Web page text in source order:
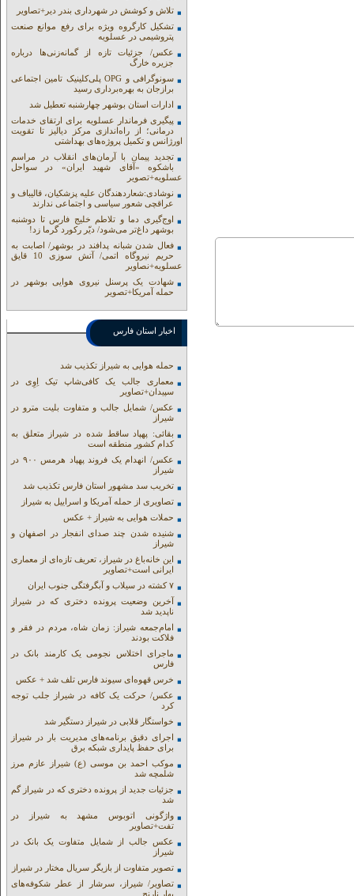
تلاش و کوشش در شهرداری بندر دیر+تصاویر
تشکیل کارگروه ویژه برای رفع موانع صنعت
پتروشیمی در عسلویه
عکس/ جزئیات تازه از گمانه‌زنی‌ها درباره
جزیره خارگ
سونوگرافی و OPG پلی‌کلینیک تامین اجتماعی
برازجان به بهره‌برداری رسید
ادارات استان بوشهر چهارشنبه تعطیل شد
پیگیری فرماندار عسلویه برای ارتقای خدمات
درمانی؛ از راه‌اندازی مرکز دیالیز تا تقویت
اورژانس و تکمیل پروژه‌های بهداشتی
تجدید پیمان با آرمان‌های انقلاب در مراسم
باشکوه «آقای شهید ایران» در سواحل
عسلویه+تصویر
نوشادی:شعاردهندگان علیه پزشکیان، قالیباف و
عراقچی شعور سیاسی و اجتماعی ندارند
اوج‌گیری دما و تلاطم خلیج فارس تا دوشنبه
بوشهر داغ‌تر می‌شود/ دیّر رکورد گرما زد!
فعال شدن شبانه پدافند در بوشهر/ اصابت به
حریم نیروگاه اتمی/ آتش سوزی 10 قایق
عسلویه+نصاویر
شهادت یک پرسنل نیروی هوایی بوشهر در
حمله آمریکا+تصویر
اخبار استان فارس
حمله هوایی به شیراز تکذیب شد
معماری جالب یک کافی‌شاپ تیک اِوِی در
سپیدان+تصاویر
عکس/ شمایل جالب و متفاوت بلیت مترو در
شیراز
بقائی: پهپاد ساقط شده در شیراز متعلق به
کدام کشور منطقه است
عکس/ انهدام یک فروند پهپاد هرمس ۹۰۰ در
شیراز
تخریب سد مشهور استان فارس تکذیب شد
تصاویری از حمله آمریکا و اسراییل به شیراز
حملات هوایی به شیراز + عکس
شنیده شدن چند صدای انفجار در اصفهان و
شیراز
این خانه‌باغ در شیراز، تعریف تازه‌ای از معماری
ایرانی است+تصاویر
۷ کشته در سیلاب و آبگرفتگی جنوب ایران
آخرین وضعیت پرونده دختری که در شیراز
ناپدید شد
امام‌جمعه شیراز: زمان شاه، مردم در فقر و
فلاکت بودند
ماجرای اختلاس نجومی یک کارمند بانک در
فارس
خرس قهوه‌ای سیوند فارس تلف شد + عکس
عکس/ حرکت یک کافه در شیراز جلب توجه
کرد
خواستگار قلابی در شیراز دستگیر شد
اجرای دقیق برنامه‌های مدیریت بار در شیراز
برای حفظ پایداری شبکه برق
موکب احمد بن موسی (ع) شیراز عازم مرز
شلمچه شد
جزئیات جدید از پرونده دختری که در شیراز گم
شد
واژگونی اتوبوس مشهد به شیراز در
تفت+تصاویر
عکس جالب از شمایل متفاوت یک بانک در
شیراز
تصویر متفاوت از بازیگر سریال مختار در شیراز
تصاویر/ شیراز، سرشار از عطر شکوفه‌های
بهار نارنج